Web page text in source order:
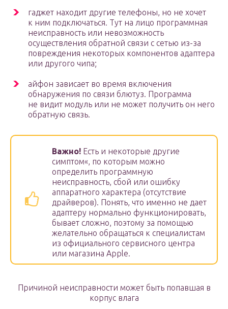
гаджет находит другие телефоны, но не хочет
к ним подключаться. Тут на лицо программная
неисправность или невозможность
осуществления обратной связи с сетью из-за
повреждения некоторых компонентов адаптера
или другого чипа;
айфон зависает во время включения
обнаружения по связи блютуз. Программа
не видит модуль или не может получить он него
обратную связь.
Важно! Есть и некоторые другие
симптом«, по которым можно
определить программную
неисправность, сбой или ошибку
аппаратного характера (отсутствие
драйверов). Понять, что именно не дает
адаптеру нормально функционировать,
бывает сложно, поэтому за помощью
желательно обращаться к специалистам
из официального сервисного центра
или магазина Apple.
Причиной неисправности может быть попавшая в
корпус влага